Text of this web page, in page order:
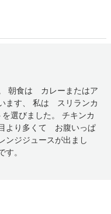
朝食は カレーまたはア
ます、 私は スリランカ
選びました。 チキンカ
より多くて お腹いっぱ
ジジュースが出まし
。